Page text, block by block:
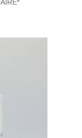
D'ÂNESSE -
grâce au savon